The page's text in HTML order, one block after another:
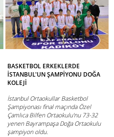
BASKETBOL ERKEKLERDE
İSTANBUL'UN ŞAMPİYONU DOĞA
KOLEJİ
İstanbul Ortaokullar Basketbol
Şampiyonası final maçında Özel
Çamlıca Bilfen Ortaokulu'nu 73-32
yenen Bayrampaşa Doğa Ortaokulu
şampiyon oldu.